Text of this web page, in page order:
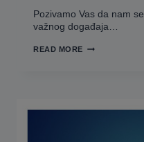
Pozivamo Vas da nam
važnog događaja…
READ MORE PROGRAM